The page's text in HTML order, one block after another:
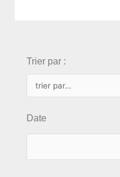
Trier par :
Date